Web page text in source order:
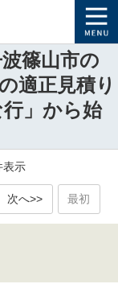
篠山市の
適正見積り
」から始
表示
次へ>> 最初